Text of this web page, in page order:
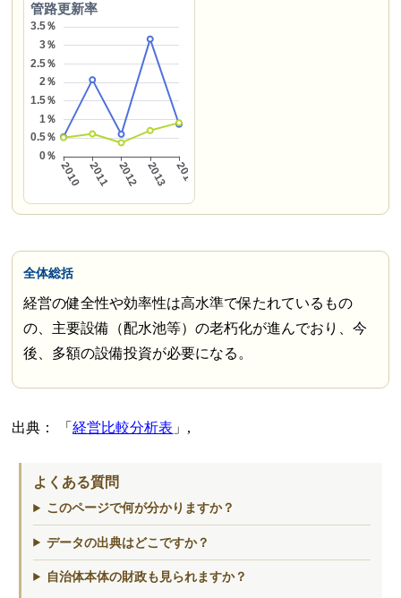
管路更新率
全体総括
経営の健全性や効率性は高水準で保たれているもの
の、主要設備（配水池等）の老朽化が進んでおり、今
後、多額の設備投資が必要になる。
出典： 経営比較分析表 ,
よくある質問
このページで何が分かりますか？
データの出典はどこですか？
自治体本体の財政も見られますか？